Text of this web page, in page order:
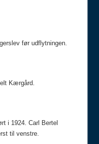
før udflytningen.
Kærgård.
i 1924. Carl Bertel
til venstre.